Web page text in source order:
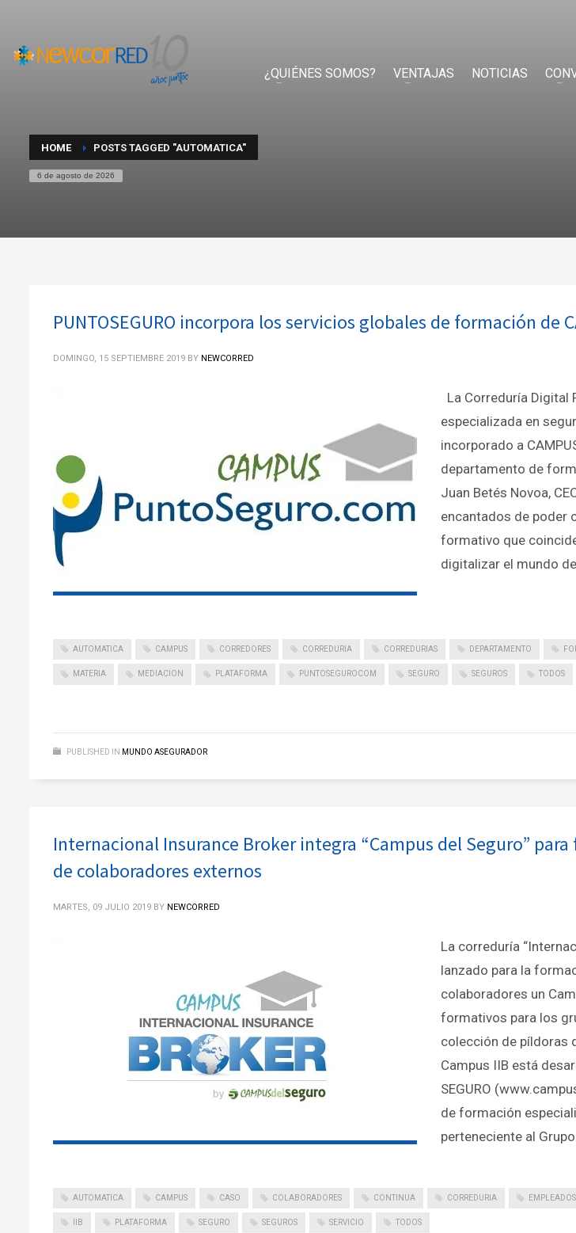
¿QUIÉNES SOMOS? VENTAJAS NOTICIAS
HOME POSTS TAGGED "AUTOMATICA"
6 de agosto de 2026
PUNTOSEGURO incorpora los servicios globales de formación de
DOMINGO, 15 SEPTIEMBRE 2019 BY NEWCORRED
La Correduría Digital
especializada en
incorporado a
departamento de
Juan Betés Novoa,
encantados de poder
formativo que
digitalizar el mundo
AUTOMATICA CAMPUS CORREDORES CORREDURIA CORREDURIAS DEPARTAMENTO
MATERIA MEDIACION PLATAFORMA PUNTOSEGUROCOM SEGURO SEGUROS TODOS
PUBLISHED IN MUNDO ASEGURADOR
Internacional Insurance Broker integra “Campus del Seguro”
de colaboradores externos
MARTES, 09 JULIO 2019 BY NEWCORRED
La correduría
lanzado para la
colaboradores un
formativos para los
colección de píldoras
Campus IIB está
SEGURO
de formación
perteneciente al Grupo
AUTOMATICA CAMPUS CASO COLABORADORES CONTINUA CORREDURIA EMPLEADOS
IIB PLATAFORMA SEGURO SEGUROS SERVICIO TODOS